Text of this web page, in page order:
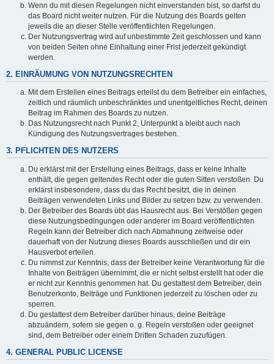
Wenn du mit diesen Regelungen nicht einverstanden bist, so darfst du
das Board nicht weiter nutzen. Für die Nutzung des Boards gelten
jeweils die an dieser Stelle veröffentlichten Regelungen.
Der Nutzungsvertrag wird auf unbestimmte Zeit geschlossen und kann
von beiden Seiten ohne Einhaltung einer Frist jederzeit gekündigt
werden.
2. EINRÄUMUNG VON NUTZUNGSRECHTEN
Mit dem Erstellen eines Beitrags erteilst du dem Betreiber ein einfaches,
zeitlich und räumlich unbeschränktes und unentgeltliches Recht, deinen
Beitrag im Rahmen des Boards zu nutzen.
Das Nutzungsrecht nach Punkt 2, Unterpunkt a bleibt auch nach
Kündigung des Nutzungsvertrages bestehen.
3. PFLICHTEN DES NUTZERS
Du erklärst mit der Erstellung eines Beitrags, dass er keine Inhalte
enthält, die gegen geltendes Recht oder die guten Sitten verstoßen. Du
erklärst insbesondere, dass du das Recht besitzt, die in deinen
Beiträgen verwendeten Links und Bilder zu setzen bzw. zu verwenden.
Der Betreiber des Boards übt das Hausrecht aus. Bei Verstößen gegen
diese Nutzungsbedingungen oder anderer im Board veröffentlichten
Regeln kann der Betreiber dich nach Abmahnung zeitweise oder
dauerhaft von der Nutzung dieses Boards ausschließen und dir ein
Hausverbot erteilen.
Du nimmst zur Kenntnis, dass der Betreiber keine Verantwortung für die
Inhalte von Beiträgen übernimmt, die er nicht selbst erstellt hat oder die
er nicht zur Kenntnis genommen hat. Du gestattest dem Betreiber, dein
Benutzerkonto, Beiträge und Funktionen jederzeit zu löschen oder zu
sperren.
Du gestattest dem Betreiber darüber hinaus, deine Beiträge
abzuändern, sofern sie gegen o. g. Regeln verstoßen oder geeignet
sind, dem Betreiber oder einem Dritten Schaden zuzufügen.
4. GENERAL PUBLIC LICENSE